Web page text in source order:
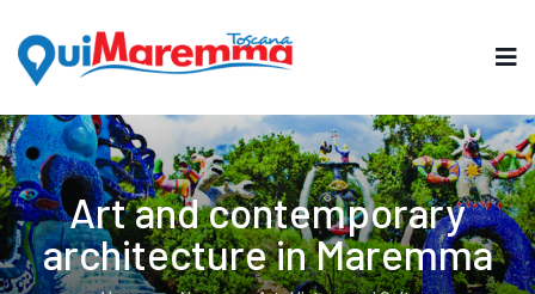
Art and contemporary
architecture in Maremma